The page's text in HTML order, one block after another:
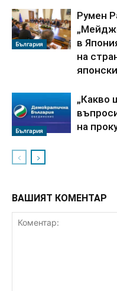
България
Румен
в
на
България
„Какво
на
ВАШИЯТ КОМЕНТАР